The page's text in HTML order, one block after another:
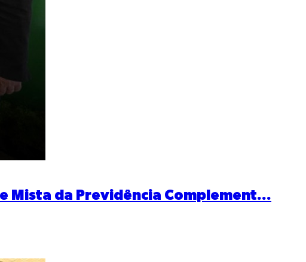
Mista da Previdência Complement...